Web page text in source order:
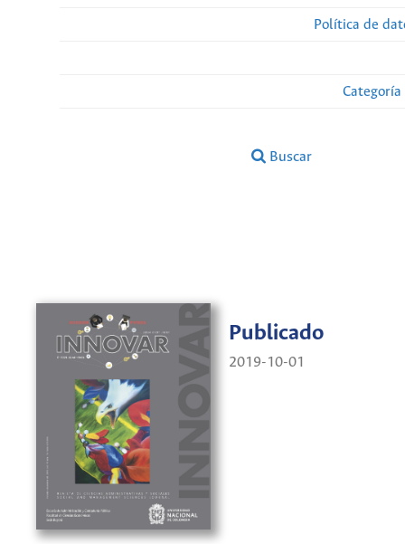
Política de
Buscar
Publicado
2019-10-01